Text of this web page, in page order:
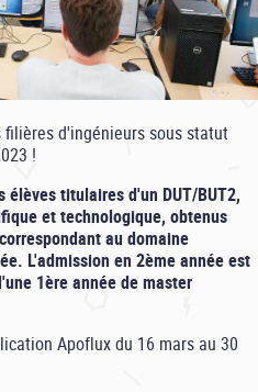
d'ingénieurs sous statut
!
élèves titulaires d'un DUT/BUT2,
et technologique, obtenus
au domaine
L'admission en 2ème année est
1ère année de master
Apoflux du 16 mars au 30